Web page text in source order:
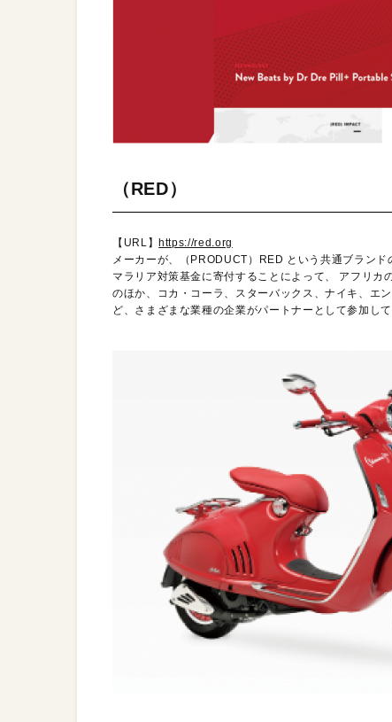
（RED）
【URL】
https://red.org
メーカーが、（PRODUCT）RED という共通ブラン
マラリア対策基金に寄付することによって、 アフリ
のほか、コカ・コーラ、スターバックス、ナイキ、エ
ど、さまざまな業種の企業がパートナーとして参加して